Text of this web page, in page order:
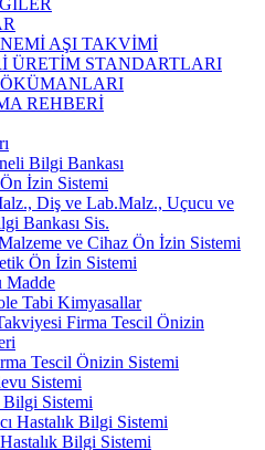
AŞI TAKVİMİ
ÜRETİM STANDARTLARI
REHBERİ
Bilgi Bankası
İzin Sistemi
Diş ve Lab.Malz., Uçucu ve
Bankası Sis.
ve Cihaz Ön İzin Sistemi
Ön İzin Sistemi
Madde
Tabi Kimyasallar
Firma Tescil Önizin
Tescil Önizin Sistemi
Sistemi
Bilgi Sistemi
Hastalık Bilgi Sistemi
Bilgi Sistemi